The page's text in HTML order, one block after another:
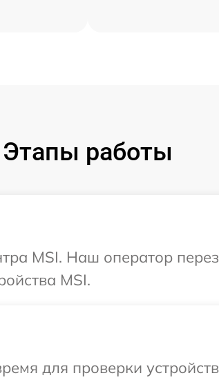
Этапы работы
MSI. Наш оператор
MSI.
для проверки